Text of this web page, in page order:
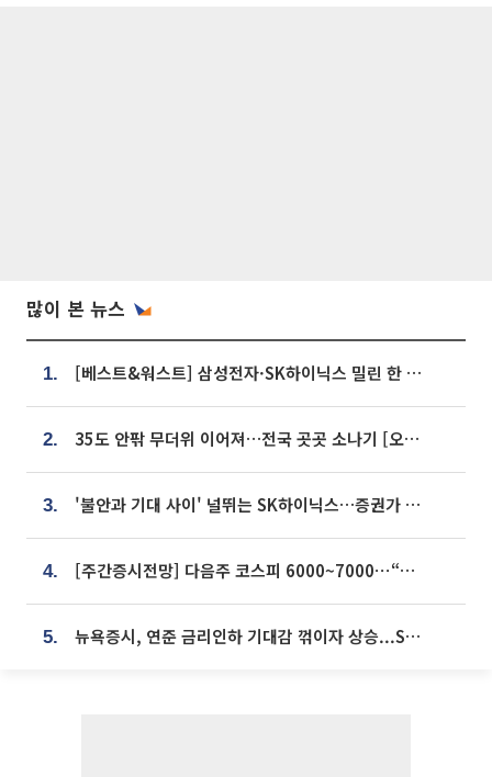
많이 본 뉴스
1. [베스트&워스트] 삼성전자·SK하이닉스 밀린 한 주…상상인증권은 85% 급등
2. 35도 안팎 무더위 이어져…전국 곳곳 소나기 [오늘 날씨]
3. '불안과 기대 사이' 널뛰는 SK하이닉스…증권가 "HBM4·LTA 기반 펀터멘털 견고"
4. [주간증시전망] 다음주 코스피 6000~7000⋯“外人 수급은 정책이 변수”
5. 뉴욕증시, 연준 금리인하 기대감 꺾이자 상승...S&P500 사상 최고치 [종합]